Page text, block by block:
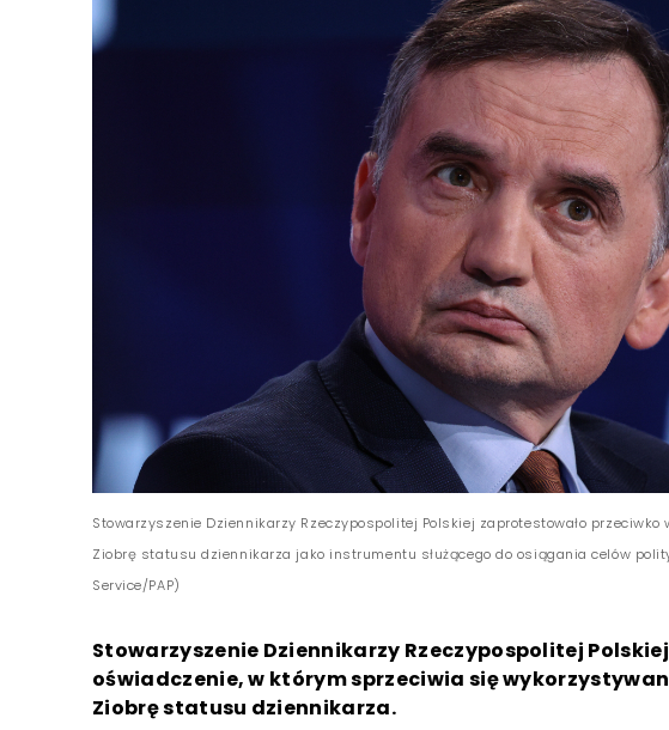
Stowarzyszenie Dziennikarzy Rzeczypospolitej Polskiej zaprotestowało
Ziobrę statusu dziennikarza jako instrumentu służącego do osiągania celów
Service/PAP)
Stowarzyszenie Dziennikarzy Rzeczypospolitej
oświadczenie, w którym sprzeciwia się
Ziobrę statusu dziennikarza.